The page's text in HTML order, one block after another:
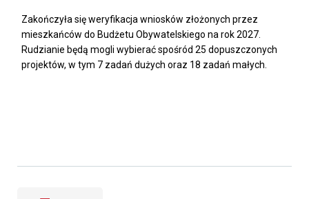
Zakończyła się weryfikacja wniosków złożonych przez
mieszkańców do Budżetu Obywatelskiego na rok 2027.
Rudzianie będą mogli wybierać spośród 25 dopuszczonych
projektów, w tym 7 zadań dużych oraz 18 zadań małych.